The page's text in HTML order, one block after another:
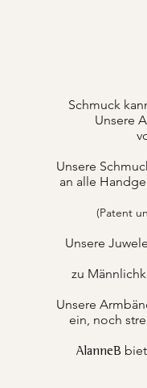
Schmuck
Unsere
Unsere
an alle
(Patent
Unsere
zu
Unsere
ein, noch
AlanneB